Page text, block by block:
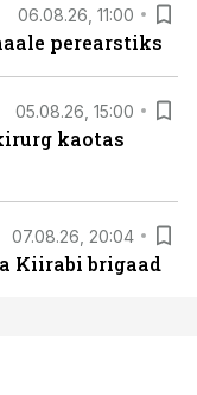
06.08.26, 11:00
perearstiks
05.08.26, 15:00
kaotas
07.08.26, 20:04
Kiirabi brigaad